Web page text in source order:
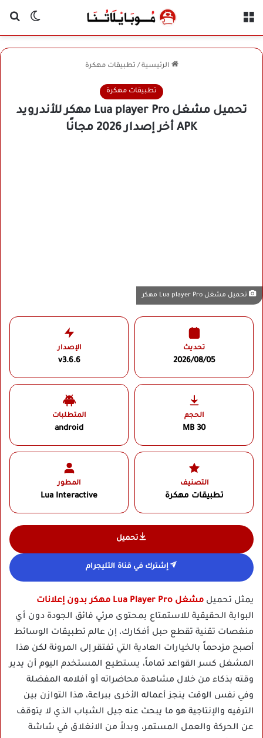
الوضع
الرئيسية / تطبيقات مهكرة
تطبيقات مهكرة
تحميل مشغل Lua player Pro مهكر للأندرويد
APK أخر إصدار 2026 مجانًا
تحميل مشغل Lua player Pro مهكر
تحديث
2026/08/05
الإصدار
v3.6.6
الحجم
30 MB
المتطلبات
android
التصنيف
تطبيقات مهكرة
المطور
Lua Interactive‏
تحميل
إشترك في قناة التليجرام
يمثل تحميل مشغل Lua Player Pro مهكر بدون إعلانات
البوابة الحقيقية للاستمتاع بمحتوى مرئي فائق الجودة دون أي
منغصات تقنية تقطع حبل أفكارك، إن عالم تطبيقات الوسائط
أصبح مزدحماً بالخيارات العادية التي تفتقر إلى المرونة لكن هذا
المشغل كسر القواعد تماماً، يستطيع المستخدم اليوم أن يدير
وقته بذكاء من خلال مشاهدة محاضراته أو أفلامه المفضلة
وفي نفس الوقت ينجز أعماله الأخرى ببراعة، هذا التوازن بين
الترفيه والإنتاجية هو ما يبحث عنه جيل الشباب الذي لا يتوقف
عن الحركة والعمل المستمر، وبدلاً من الانغلاق في شاشة